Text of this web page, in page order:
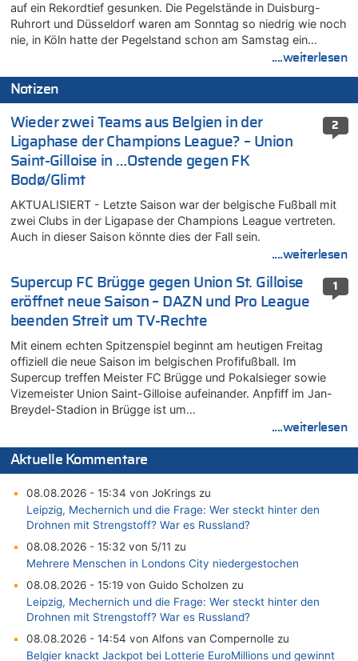
auf ein Rekordtief gesunken. Die Pegelstände in Duisburg-
Ruhrort und Düsseldorf waren am Sonntag so niedrig wie noch
nie, in Köln hatte der Pegelstand schon am Samstag ein…
....weiterlesen
Notizen
2
Wieder zwei Teams aus Belgien in der
Ligaphase der Champions League? – Union
Saint-Gilloise in …Ostende gegen FK
Bodø/Glimt
AKTUALISIERT - Letzte Saison war der belgische Fußball mit
zwei Clubs in der Ligapase der Champions League vertreten.
Auch in dieser Saison könnte dies der Fall sein.
....weiterlesen
1
Supercup FC Brügge gegen Union St. Gilloise
eröffnet neue Saison – DAZN und Pro League
beenden Streit um TV-Rechte
Mit einem echten Spitzenspiel beginnt am heutigen Freitag
offiziell die neue Saison im belgischen Profifußball. Im
Supercup treffen Meister FC Brügge und Pokalsieger sowie
Vizemeister Union Saint-Gilloise aufeinander. Anpfiff im Jan-
Breydel-Stadion in Brügge ist um…
....weiterlesen
Aktuelle Kommentare
08.08.2026 - 15:34 von JoKrings zu
Leipzig, Mechernich und die Frage: Wer steckt hinter den
Drohnen mit Strengstoff? War es Russland?
08.08.2026 - 15:32 von 5/11 zu
Mehrere Menschen in Londons City niedergestochen
08.08.2026 - 15:19 von Guido Scholzen zu
Leipzig, Mechernich und die Frage: Wer steckt hinter den
Drohnen mit Strengstoff? War es Russland?
08.08.2026 - 14:54 von Alfons van Compernolle zu
Belgier knackt Jackpot bei Lotterie EuroMillions und gewinnt